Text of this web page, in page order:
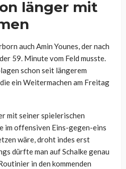
länger mit
auch Amin Younes, der nach
59. Minute vom Feld musste.
schon seit längerem
ein Weitermachen am Freitag
mit seiner spielerischen
im offensiven Eins-gegen-eins
wäre, droht indes erst
dürfte man auf Schalke genau
in den kommenden